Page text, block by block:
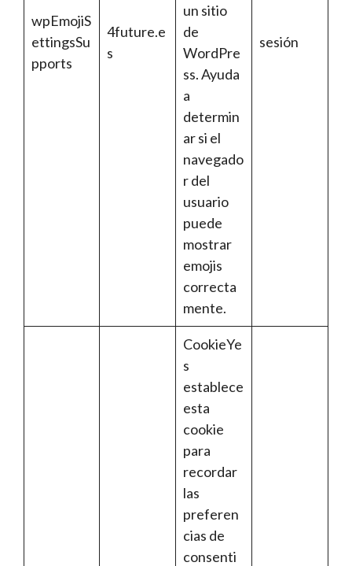
wpEmojiS
ettingsSu
pports
4future.e
s
un sitio
de
WordPre
ss. Ayuda
a
determin
ar si el
navegado
r del
usuario
puede
mostrar
emojis
correcta
mente.
sesión
CookieYe
s
establece
esta
cookie
para
recordar
las
preferen
cias de
consenti